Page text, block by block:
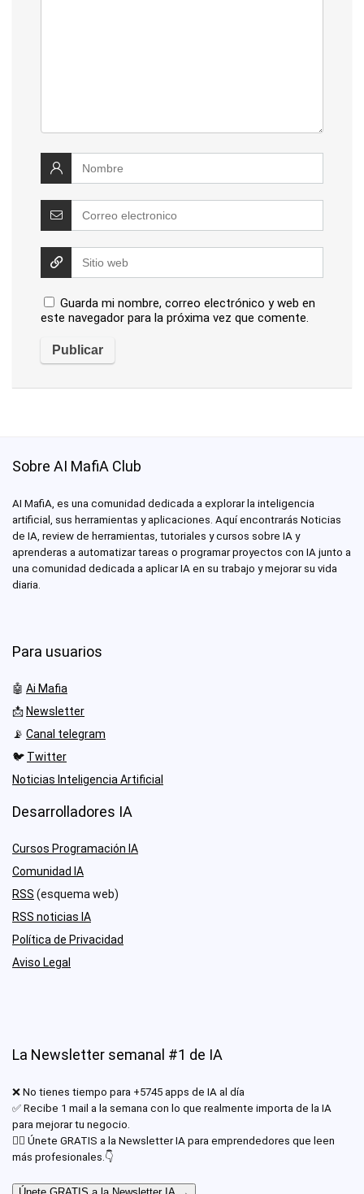
Guarda mi nombre, correo electrónico y web en
este navegador para la próxima vez que comente.
Sobre AI MafiA Club
AI MafiA, es una comunidad dedicada a explorar la inteligencia
artificial, sus herramientas y aplicaciones. Aquí encontrarás Noticias
de IA, review de herramientas, tutoriales y cursos sobre IA y
aprenderas a automatizar tareas o programar proyectos con IA junto a
una comunidad dedicada a aplicar IA en su trabajo y mejorar su vida
diaria.
Para usuarios
🤖 Ai Mafia
📩 Newsletter
📡 Canal telegram
🐦 Twitter
Noticias Inteligencia Artificial
Desarrolladores IA
Cursos Programación IA
Comunidad IA
RSS (esquema web)
RSS noticias IA
Política de Privacidad
Aviso Legal
La Newsletter semanal #1 de IA
❌ No tienes tiempo para +5745 apps de IA al día
✅ Recibe 1 mail a la semana con lo que realmente importa de la IA
para mejorar tu negocio.
✊🏾 Únete GRATIS a la Newsletter IA para emprendedores que leen
más profesionales.👇